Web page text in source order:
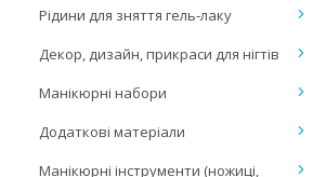
Рідини для зняття гель-лаку
Декор, дизайн, прикраси для нігтів
Манікюрні набори
Додаткові матеріали
Манікюрні інструменти (ножиці,